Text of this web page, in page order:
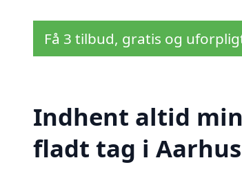
Få 3 tilbud, gratis og
Indhent altid
fladt tag i Aarhus